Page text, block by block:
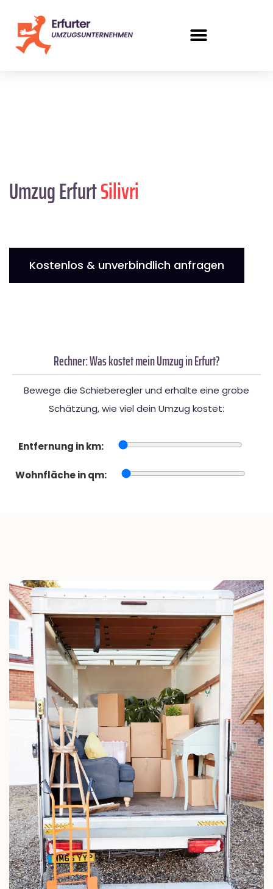
Umzug ErfurtSilivri
Kostenlos & unverbindlich anfragen
Rechner: Was kostet mein Umzug in Erfurt?
Bewege die Schieberegler und erhalte eine grobe
Schätzung, wie viel dein Umzug kostet:
Entfernung in km:
Wohnfläche in qm: